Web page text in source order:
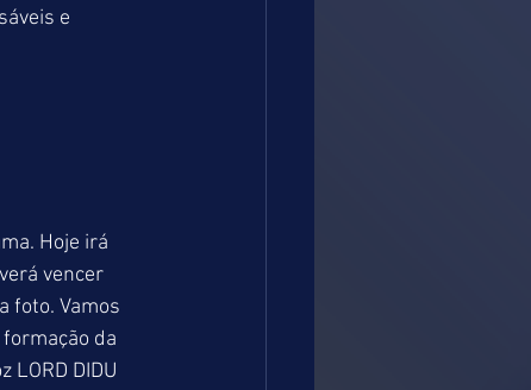
e
Hoje irá
vencer
foto. Vamos
da
DIDU